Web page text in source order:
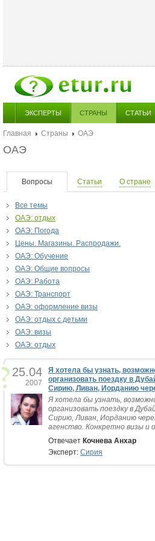
ЭКСПЕРТЫ СТРАНЫ СТАТЬИ
Главная Страны
ОАЭ
ОАЭ
Вопросы Статьи О стране
Все темы
ОАЭ: отдых
ОАЭ: Погода
Цены. Магазины. Распродажи.
ОАЭ: Обучение
ОАЭ: Общие вопросы
ОАЭ: Работа
ОАЭ: Транспорт
ОАЭ: оформление визы
ОАЭ: отдых с детьми
ОАЭ: визы
ОАЭ: отдых
25.04
2007
Я хотела бы узнать,
организовать поездку в
Сирию, Ливан, Иорданию
Я хотела бы узнать,
организовать поездку в
Сирию, Ливан, Иорданию
агенство. Конкретно визы и
Отвечает Кочнева Анхар
Эксперт: Сирия